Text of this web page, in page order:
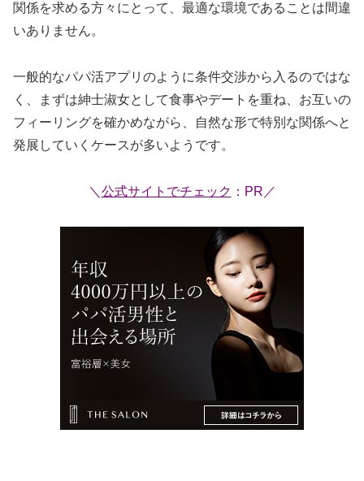
関係を求める方々にとって、最適な環境であることは間違
いありません。
一般的なパパ活アプリのように条件交渉から入るのではな
く、まずは紳士淑女として食事やデートを重ね、お互いの
フィーリングを確かめながら、自然な形で特別な関係へと
発展していくケースが多いようです。
＼ 公式サイトでチェック ：PR／